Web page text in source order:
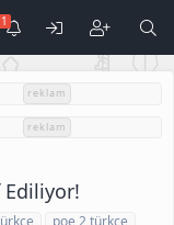
reklam
reklam
poe 2 türkçe